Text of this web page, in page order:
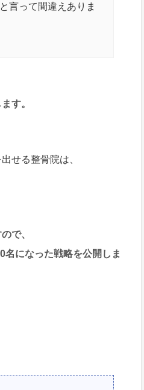
言って間違えありま
す。
せる整骨院は、
で、
名になった戦略を公開しま